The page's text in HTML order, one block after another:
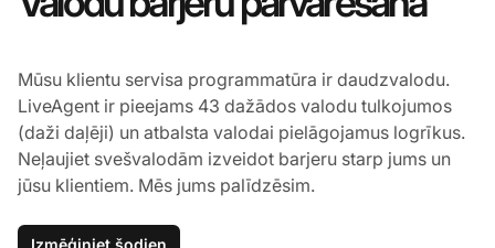
Mūsu klientu servisa programmatūra ir daudzvalodu.
LiveAgent ir pieejams 43 dažādos valodu tulkojumos
(daži daļēji) un atbalsta valodai pielāgojamus logrīkus.
Neļaujiet svešvalodām izveidot barjeru starp jums un
jūsu klientiem. Mēs jums palīdzēsim.